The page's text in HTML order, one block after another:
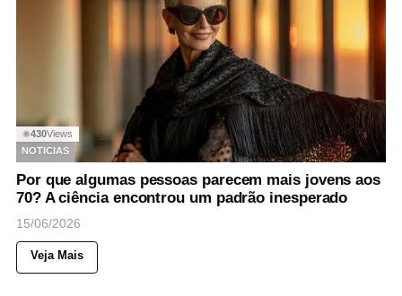
◉430Views
NOTICIAS
Por que algumas pessoas parecem mais jovens aos
70? A ciência encontrou um padrão inesperado
15/06/2026
Veja Mais